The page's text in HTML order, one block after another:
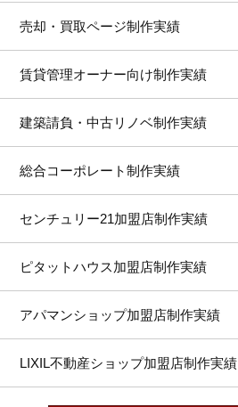
売却・買取ページ制作実績
賃貸管理オーナー向け制作実績
建築請負・中古リノベ制作実績
総合コーポレート制作実績
センチュリー21加盟店制作実績
ピタットハウス加盟店制作実績
アパマンショップ加盟店制作実績
LIXIL不動産ショップ加盟店制作実績